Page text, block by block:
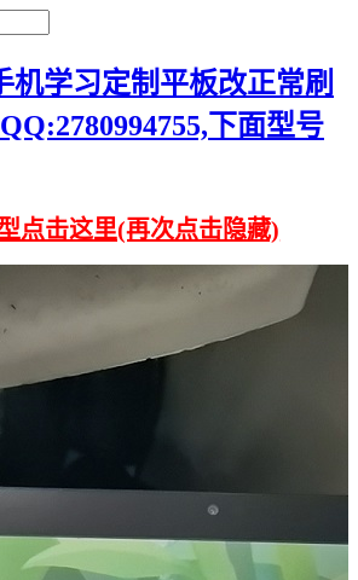
机学习定制平板改正常刷
下面型号
点击这里(再次点击隐藏)